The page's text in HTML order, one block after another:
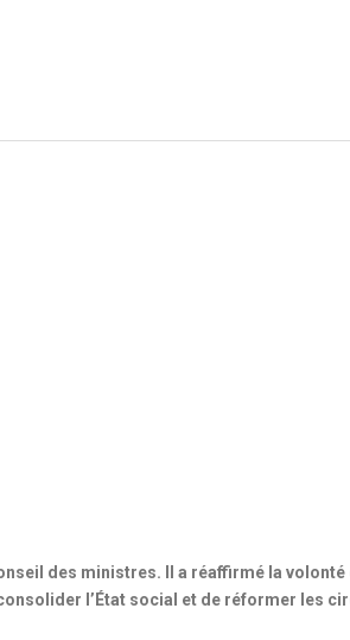
des ministres. Il a réaffirmé la volonté
l’État social et de réformer les